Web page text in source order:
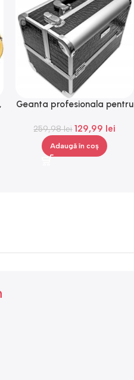
Geanta profesionala pentru
259,98lei 129,99 lei
Adaugă în coș